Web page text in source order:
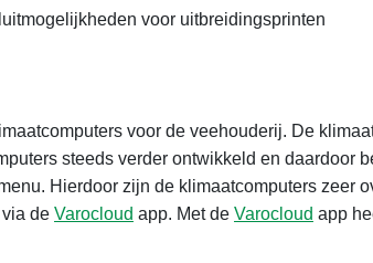
voor uitbreidingsprinten
voor de veehouderij. De
steeds verder ontwikkeld en daardoor
Hierdoor zijn de klimaatcomputers zeer
de Varocloud app. Met de Varocloud app